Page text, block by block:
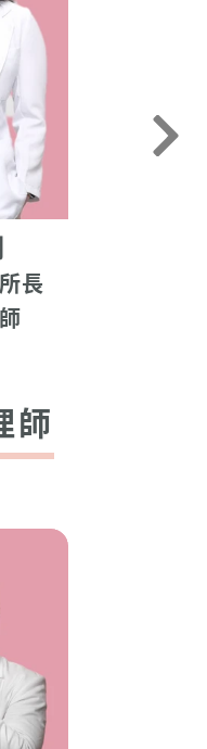
長
師